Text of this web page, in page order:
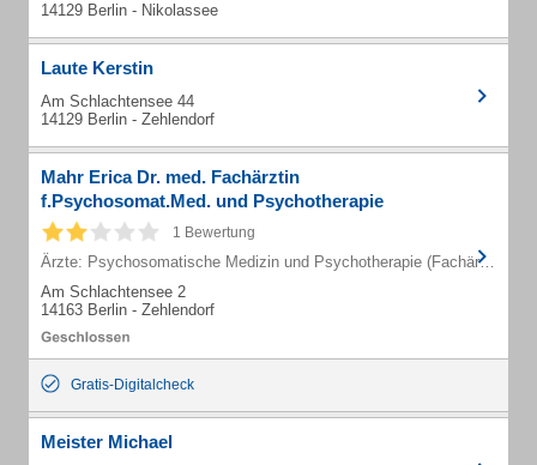
14129 Berlin - Nikolassee
Laute Kerstin
Am Schlachtensee 44
14129 Berlin - Zehlendorf
Mahr Erica Dr. med. Fachärztin
f.Psychosomat.Med. und Psychotherapie
1 Bewertung
Ärzte: Psychosomatische Medizin und Psychotherapie (Fachärzte)
Am Schlachtensee 2
14163 Berlin - Zehlendorf
Gratis-Digitalcheck
Meister Michael